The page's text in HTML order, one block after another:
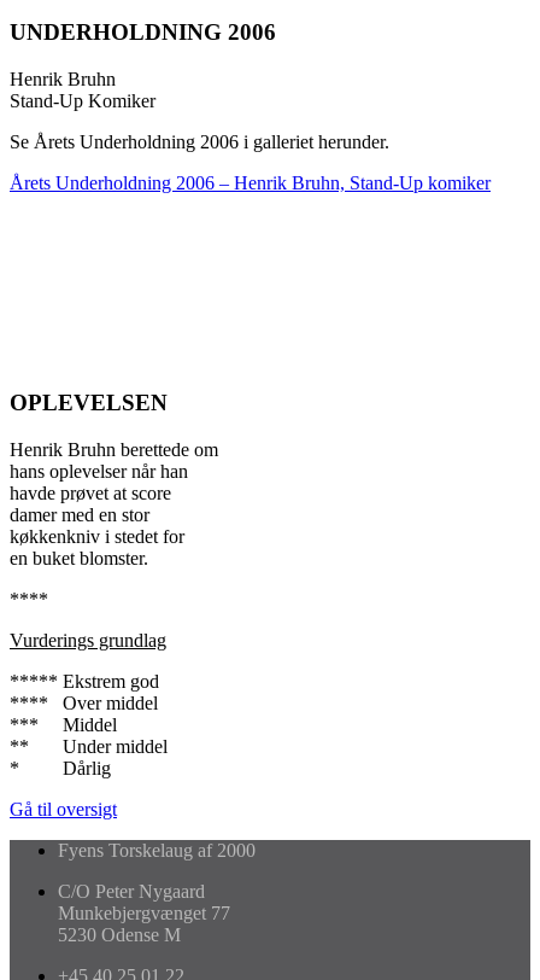
UNDERHOLDNING 2006
Henrik Bruhn
Stand-Up Komiker
Se Årets Underholdning 2006 i galleriet herunder.
Årets Underholdning 2006 – Henrik Bruhn, Stand-Up komiker
OPLEVELSEN
Henrik Bruhn berettede om
hans oplevelser når han
havde prøvet at score
damer med en stor
køkkenkniv i stedet for
en buket blomster.
****
Vurderings grundlag
***** Ekstrem god
**** Over middel
*** Middel
** Under middel
* Dårlig
Gå til oversigt
Fyens Torskelaug af 2000
C/O Peter Nygaard
Munkebjergvænget 77
5230 Odense M